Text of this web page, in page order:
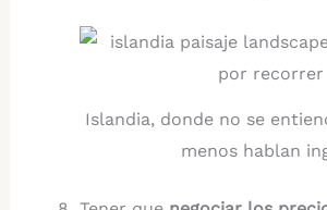
Islandia, donde no se
menos hablan